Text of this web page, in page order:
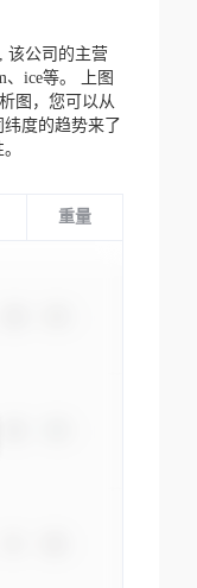
该公司的主营
ice等。
上图
图，您可以从
度的趋势来了
重量